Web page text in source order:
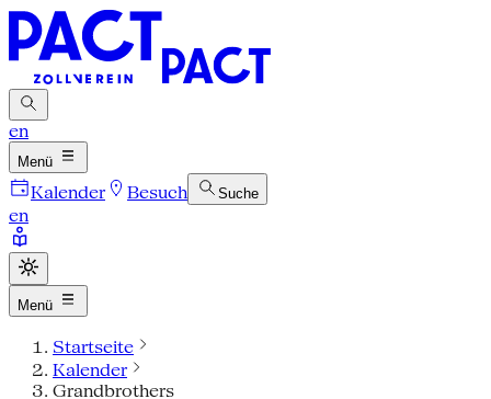
en
Menü
Kalender Besuch Suche
en
Menü
Startseite
Kalender
Grandbrothers